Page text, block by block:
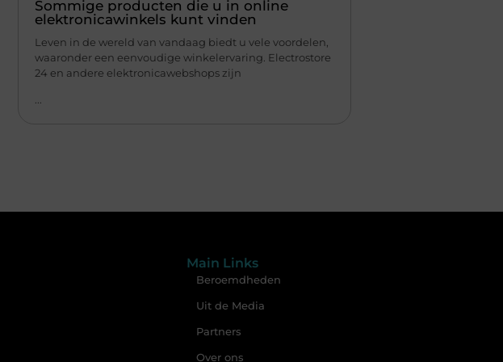
Sommige producten die u in online
elektronicawinkels kunt vinden
Leven in de wereld van vandaag biedt u vele voordelen,
waaronder een eenvoudige winkelervaring. Electrostore
24 en andere elektronicawebshops zijn
...
Main Links
Beroemdheden
Uit de Media
Partners
Over ons